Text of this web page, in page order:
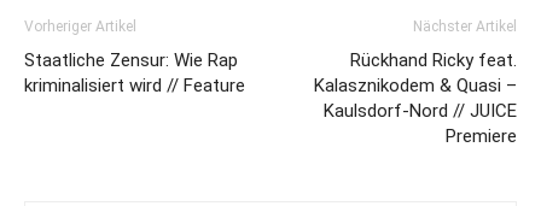
Vorheriger Artikel
Staatliche Zensur: Wie Rap
kriminalisiert wird // Feature
Nächster Artikel
Rückhand Ricky feat.
Kalasznikodem & Quasi –
Kaulsdorf-Nord // JUICE
Premiere